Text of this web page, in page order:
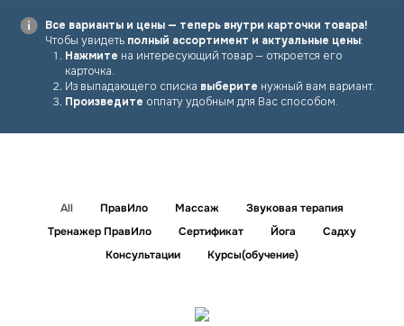
Все варианты и цены — теперь внутри карточки товара!
Чтобы увидеть полный ассортимент и актуальные цены:
Нажмите на интересующий товар — откроется его
карточка.
Из выпадающего списка выберите нужный вам вариант.
Произведите оплату удобным для Вас способом.
All ПравИло Массаж
Звуковая терапия
Тренажер ПравИло
Сертификат Йога
Садху
Консультации
Курсы(обучение)